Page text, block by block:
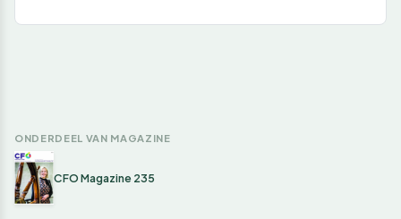
ONDERDEEL VAN MAGAZINE
CFO Magazine 235